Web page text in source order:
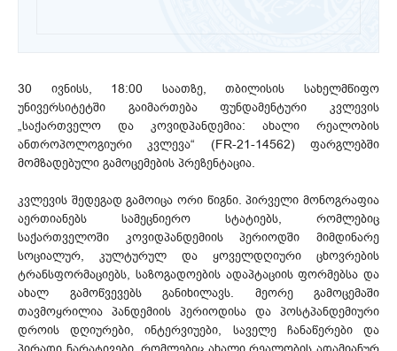
30 ივნისს, 18:00 საათზე, თბილისის სახელმწიფო
უნივერსიტეტში გაიმართება ფუნდამენტური კვლევის
„საქართველო და კოვიდპანდემია: ახალი რეალობის
ანთროპოლოგიური კვლევა“ (FR-21-14562) ფარგლებში
მომზადებული გამოცემების პრეზენტაცია.
კვლევის შედეგად გამოიცა ორი წიგნი. პირველი მონოგრაფია
აერთიანებს სამეცნიერო სტატიებს, რომლებიც
საქართველოში კოვიდპანდემიის პერიოდში მიმდინარე
სოციალურ, კულტურულ და ყოველდღიური ცხოვრების
ტრანსფორმაციებს, საზოგადოების ადაპტაციის ფორმებსა და
ახალ გამოწვევებს განიხილავს. მეორე გამოცემაში
თავმოყრილია პანდემიის პერიოდისა და პოსტპანდემიური
დროის დღიურები, ინტერვიუები, საველე ჩანაწერები და